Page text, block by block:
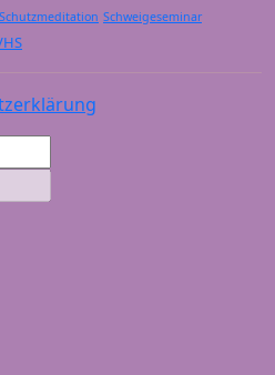
Schutzmeditation Schweigeseminar